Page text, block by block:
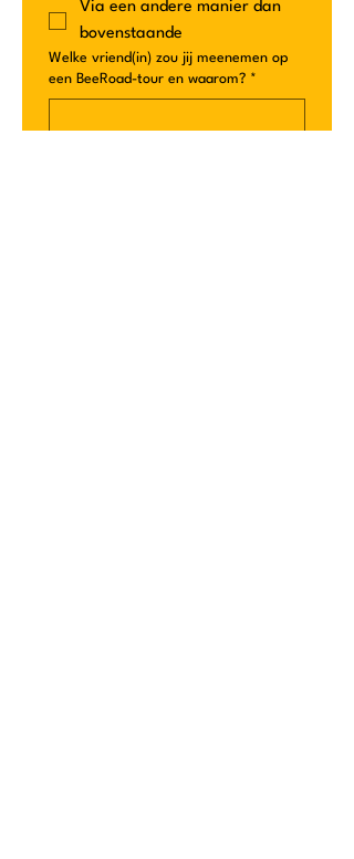
Via een andere manier dan
bovenstaande
Welke vriend(in) zou jij meenemen op
een BeeRoad-tour en waarom? *